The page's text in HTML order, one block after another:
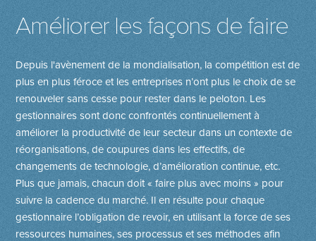
Améliorer les façons de faire
Depuis l'avènement de la mondialisation, la compétition est de
plus en plus féroce et les entreprises n’ont plus le choix de se
renouveler sans cesse pour rester dans le peloton. Les
gestionnaires sont donc confrontés continuellement à
améliorer la productivité de leur secteur dans un contexte de
réorganisations, de coupures dans les effectifs, de
changements de techno­logie, d’amélioration continue, etc.
Plus que jamais, chacun doit « faire plus avec moins » pour
suivre la cadence du marché. Il en résulte pour chaque
gestionnaire l’obligation de revoir, en utilisant la force de ses
ressources humaines, ses processus et ses méthodes afin